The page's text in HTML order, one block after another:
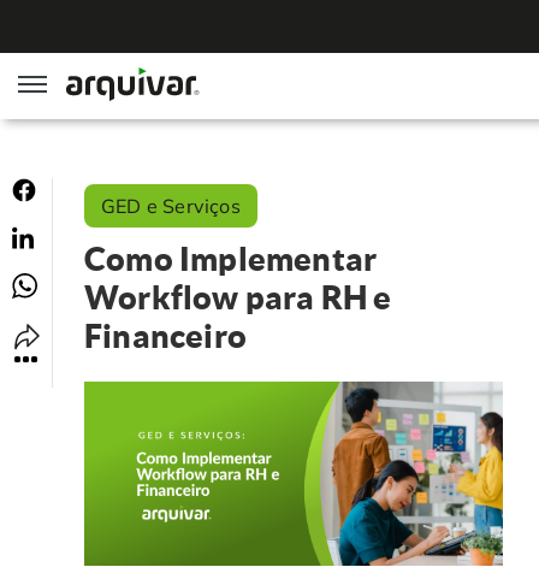
ArqSign
Soluções
Gestão de Documentos
Software para BPM
Segmentos
Agronegócio
Sobre Nós
Cases de Sucesso
GED e Serviços
Como Implementar
Workflow para RH e
Financeiro